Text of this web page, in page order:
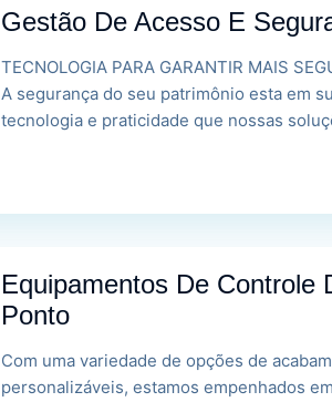
Gestão De Acesso E
TECNOLOGIA PARA GARANTIR MAIS
A segurança do seu patrimônio esta em
tecnologia e praticidade que nossas
Equipamentos De Controle
Ponto
Com uma variedade de opções de
personalizáveis, estamos empenhados